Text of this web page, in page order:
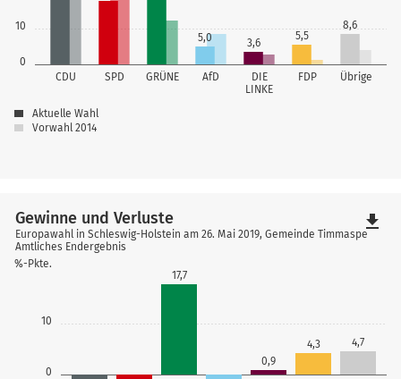
0
10
CDU SPD GRÜNE AfD
DIE
LINKE
FDP Übrige
5,0 3,6
5,5
8,6
Aktuelle Wahl
Vorwahl 2014
0
10
%-Pkte.
17,7
0,9
4,3 4,7
Gewinne und Verluste
Europawahl in Schleswig-Holstein am 26. Mai 2019, Gemeinde Timmaspe
Amtliches Endergebnis
file_download